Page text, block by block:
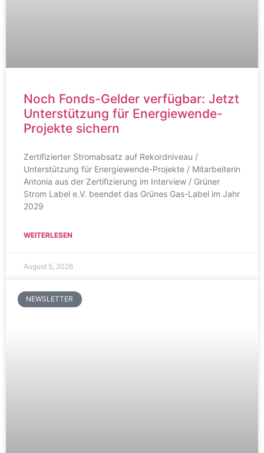
Noch Fonds-Gelder verfügbar: Jetzt
Unterstützung für Energiewende-
Projekte sichern
Zertifizierter Stromabsatz auf Rekordniveau /
Unterstützung für Energiewende-Projekte / Mitarbeiterin
Antonia aus der Zertifizierung im Interview / Grüner
Strom Label e.V. beendet das Grünes Gas-Label im Jahr
2029
WEITERLESEN
August 5, 2026
NEWSLETTER